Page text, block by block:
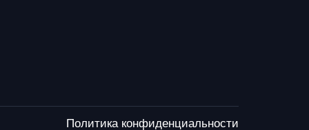
Политика конфиденциальности